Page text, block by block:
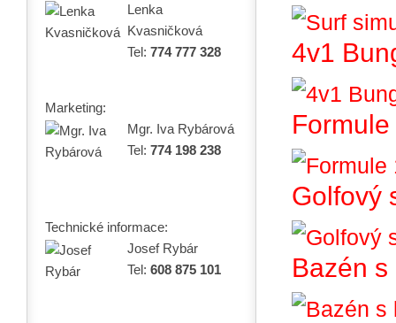
4v1
Golfový
Bazén
Lenka
Kvasničková
Tel: 774 777 328
Marketing:
Mgr. Iva Rybárová
Tel: 774 198 238
Technické informace:
Josef Rybár
Tel: 608 875 101